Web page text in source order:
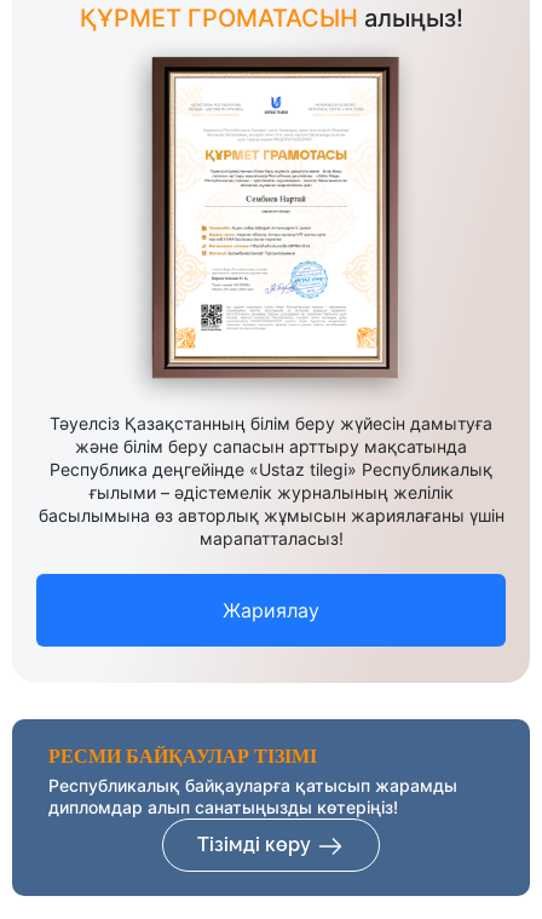
ҚҰРМЕТ ГРОМАТАСЫН алыңыз!
Тәуелсіз Қазақстанның білім беру жүйесін дамытуға
және білім беру сапасын арттыру мақсатында
Республика деңгейінде «Ustaz tilegi» Республикалық
ғылыми – әдістемелік журналының желілік
басылымына өз авторлық жұмысын жариялағаны үшін
марапатталасыз!
Жариялау
РЕСМИ БАЙҚАУЛАР ТІЗІМІ
Республикалық байқауларға қатысып жарамды
дипломдар алып санатыңызды көтеріңіз!
Тізімді көру